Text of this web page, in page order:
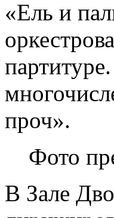
«Ель и
проч».
Фото
В Зале